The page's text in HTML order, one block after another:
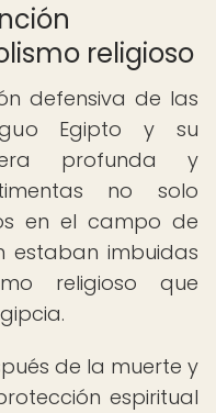
religioso
defensiva de las
Egipto y su
era profunda y
no solo
en el campo de
estaban imbuidas
religioso que
de la muerte y
espiritual